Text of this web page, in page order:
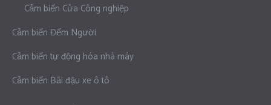
Cảm biến Cửa Công nghiệp
Cảm biến Đếm Người
Cảm biến tự động hóa nhà máy
Cảm biến Bãi đậu xe ô tô